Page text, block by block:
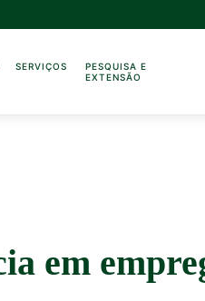
SERVIÇOS
PESQUISA E
EXTENSÃO
em